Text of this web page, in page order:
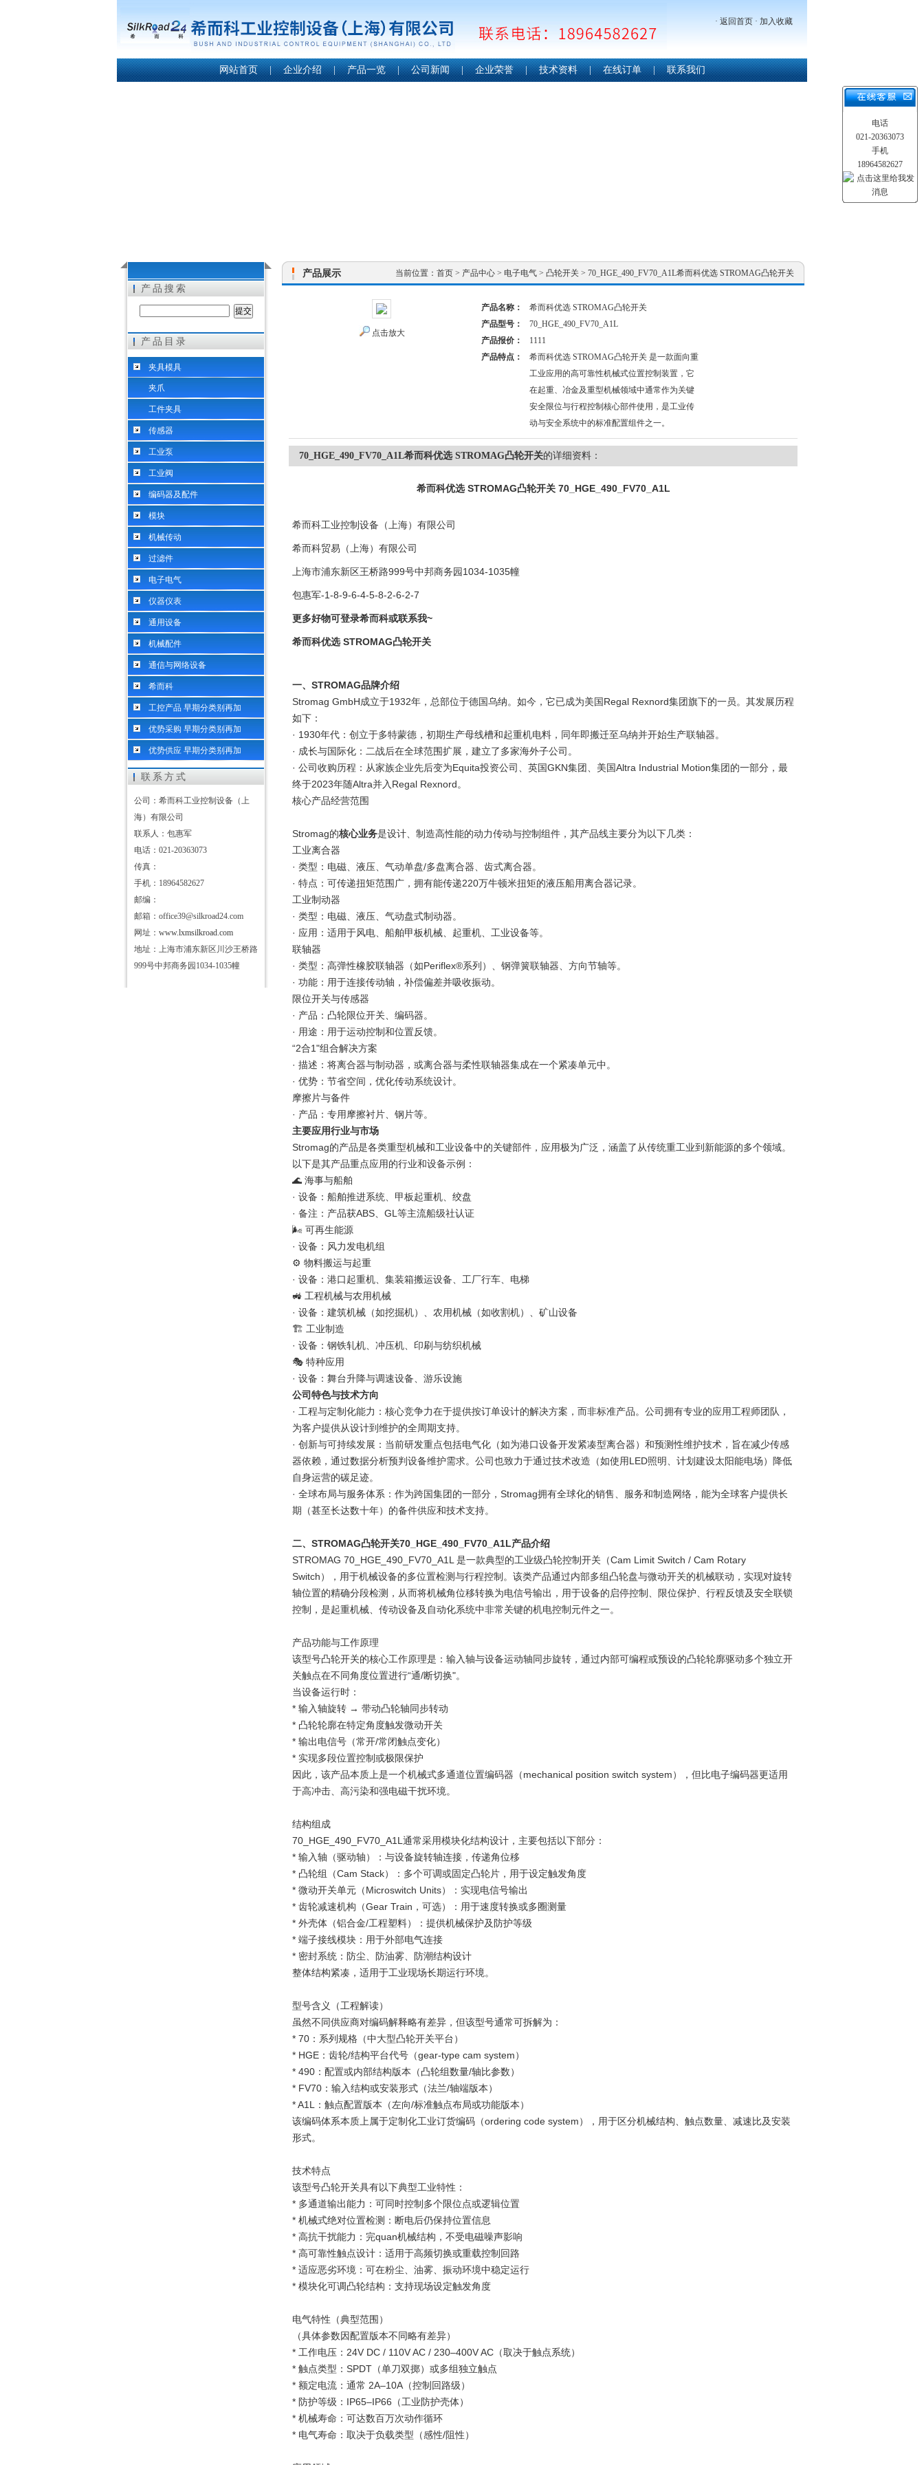
希而科工业控制设备（上海）有限公司
· 返回首页 · 加入收藏
网站首页 | 企业介绍 | 产品一览 | 公司新闻 | 企业荣誉 | 技术资料 | 在线订单 | 联系我们
产品搜索
产品目录
夹具模具
夹爪
工件夹具
传感器
工业泵
工业阀
编码器及配件
模块
机械传动
过滤件
电子电气
仪器仪表
通用设备
机械配件
通信与网络设备
希而科
工控产品 早期分类别再加
优势采购 早期分类别再加
优势供应 早期分类别再加
联系方式
公司：希而科工业控制设备（上
海）有限公司
联系人：包惠军
电话：021-20363073
传真：
手机：18964582627
邮编：
邮箱：office39@silkroad24.com
网址： www.lxmsilkroad.com
地址：上海市浦东新区川沙王桥路
999号中邦商务园1034-1035幢
产品展示 当前位置： 首页 > 产品中心 > 电子电气 > 凸轮开关 > 70_HGE_490_FV70_A1L希而科优选 STROMAG凸轮开关
点击放大
产品名称：
希而科优选 STROMAG凸轮开关
产品型号：
70_HGE_490_FV70_A1L
产品报价：
1111
产品特点：
希而科优选 STROMAG凸轮开关 是一款面向重
工业应用的高可靠性机械式位置控制装置，它
在起重、冶金及重型机械领域中通常作为关键
安全限位与行程控制核心部件使用，是工业传
动与安全系统中的标准配置组件之一。
70_HGE_490_FV70_A1L希而科优选 STROMAG凸轮开关的详细资料：
希而科优选 STROMAG凸轮开关70_HGE_490_FV70_A1L
希而科工业控制设备（上海）有限公司
希而科贸易（上海）有限公司
上海市浦东新区王桥路999号中邦商务园1034-1035幢
包惠军-1-8-9-6-4-5-8-2-6-2-7
更多好物可登录希而科或联系我~
希而科优选 STROMAG凸轮开关
一、STROMAG品牌介绍
Stromag GmbH成立于1932年，总部位于德国乌纳。如今，它已成为美国Regal Rexnord集团旗下的一员。其发展历程
如下：
· 1930年代：创立于多特蒙德，初期生产母线槽和起重机电料，同年即搬迁至乌纳并开始生产联轴器。
· 成长与国际化：二战后在全球范围扩展，建立了多家海外子公司。
· 公司收购历程：从家族企业先后变为Equita投资公司、英国GKN集团、美国Altra Industrial Motion集团的一部分，最
终于2023年随Altra并入Regal Rexnord。
核心产品经营范围
Stromag的核心业务是设计、制造高性能的动力传动与控制组件，其产品线主要分为以下几类：
工业离合器
· 类型：电磁、液压、气动单盘/多盘离合器、齿式离合器。
· 特点：可传递扭矩范围广，拥有能传递220万牛顿米扭矩的液压船用离合器记录。
工业制动器
· 类型：电磁、液压、气动盘式制动器。
· 应用：适用于风电、船舶甲板机械、起重机、工业设备等。
联轴器
· 类型：高弹性橡胶联轴器（如Periflex®系列）、钢弹簧联轴器、方向节轴等。
· 功能：用于连接传动轴，补偿偏差并吸收振动。
限位开关与传感器
· 产品：凸轮限位开关、编码器。
· 用途：用于运动控制和位置反馈。
“2合1"组合解决方案
· 描述：将离合器与制动器，或离合器与柔性联轴器集成在一个紧凑单元中。
· 优势：节省空间，优化传动系统设计。
摩擦片与备件
· 产品：专用摩擦衬片、钢片等。
主要应用行业与市场
Stromag的产品是各类重型机械和工业设备中的关键部件，应用极为广泛，涵盖了从传统重工业到新能源的多个领域。
以下是其产品重点应用的行业和设备示例：
🌊 海事与船舶
· 设备：船舶推进系统、甲板起重机、绞盘
· 备注：产品获ABS、GL等主流船级社认证
🌬️ 可再生能源
· 设备：风力发电机组
⚙️ 物料搬运与起重
· 设备：港口起重机、集装箱搬运设备、工厂行车、电梯
🚜 工程机械与农用机械
· 设备：建筑机械（如挖掘机）、农用机械（如收割机）、矿山设备
🏗️ 工业制造
· 设备：钢铁轧机、冲压机、印刷与纺织机械
🎭 特种应用
· 设备：舞台升降与调速设备、游乐设施
公司特色与技术方向
· 工程与定制化能力：核心竞争力在于提供按订单设计的解决方案，而非标准产品。公司拥有专业的应用工程师团队，
为客户提供从设计到维护的全周期支持。
· 创新与可持续发展：当前研发重点包括电气化（如为港口设备开发紧凑型离合器）和预测性维护技术，旨在减少传感
器依赖，通过数据分析预判设备维护需求。公司也致力于通过技术改造（如使用LED照明、计划建设太阳能电场）降低
自身运营的碳足迹。
· 全球布局与服务体系：作为跨国集团的一部分，Stromag拥有全球化的销售、服务和制造网络，能为全球客户提供长
期（甚至长达数十年）的备件供应和技术支持。
二、STROMAG凸轮开关70_HGE_490_FV70_A1L产品介绍
STROMAG 70_HGE_490_FV70_A1L 是一款典型的工业级凸轮控制开关（Cam Limit Switch / Cam Rotary
Switch），用于机械设备的多位置检测与行程控制。该类产品通过内部多组凸轮盘与微动开关的机械联动，实现对旋转
轴位置的精确分段检测，从而将机械角位移转换为电信号输出，用于设备的启停控制、限位保护、行程反馈及安全联锁
控制，是起重机械、传动设备及自动化系统中非常关键的机电控制元件之一。
产品功能与工作原理
该型号凸轮开关的核心工作原理是：输入轴与设备运动轴同步旋转，通过内部可编程或预设的凸轮轮廓驱动多个独立开
关触点在不同角度位置进行“通/断切换"。
当设备运行时：
* 输入轴旋转 → 带动凸轮轴同步转动
* 凸轮轮廓在特定角度触发微动开关
* 输出电信号（常开/常闭触点变化）
* 实现多段位置控制或极限保护
因此，该产品本质上是一个机械式多通道位置编码器（mechanical position switch system），但比电子编码器更适用
于高冲击、高污染和强电磁干扰环境。
结构组成
70_HGE_490_FV70_A1L通常采用模块化结构设计，主要包括以下部分：
* 输入轴（驱动轴）：与设备旋转轴连接，传递角位移
* 凸轮组（Cam Stack）：多个可调或固定凸轮片，用于设定触发角度
* 微动开关单元（Microswitch Units）：实现电信号输出
* 齿轮减速机构（Gear Train，可选）：用于速度转换或多圈测量
* 外壳体（铝合金/工程塑料）：提供机械保护及防护等级
* 端子接线模块：用于外部电气连接
* 密封系统：防尘、防油雾、防潮结构设计
整体结构紧凑，适用于工业现场长期运行环境。
型号含义（工程解读）
虽然不同供应商对编码解释略有差异，但该型号通常可拆解为：
* 70：系列规格（中大型凸轮开关平台）
* HGE：齿轮/结构平台代号（gear-type cam system）
* 490：配置或内部结构版本（凸轮组数量/轴比参数）
* FV70：输入结构或安装形式（法兰/轴端版本）
* A1L：触点配置版本（左向/标准触点布局或功能版本）
该编码体系本质上属于定制化工业订货编码（ordering code system），用于区分机械结构、触点数量、减速比及安装
形式。
技术特点
该型号凸轮开关具有以下典型工业特性：
* 多通道输出能力：可同时控制多个限位点或逻辑位置
* 机械式绝对位置检测：断电后仍保持位置信息
* 高抗干扰能力：完quan机械结构，不受电磁噪声影响
* 高可靠性触点设计：适用于高频切换或重载控制回路
* 适应恶劣环境：可在粉尘、油雾、振动环境中稳定运行
* 模块化可调凸轮结构：支持现场设定触发角度
电气特性（典型范围）
（具体参数因配置版本不同略有差异）
* 工作电压：24V DC / 110V AC / 230–400V AC（取决于触点系统）
* 触点类型：SPDT（单刀双掷）或多组独立触点
* 额定电流：通常 2A–10A（控制回路级）
* 防护等级：IP65–IP66（工业防护壳体）
* 机械寿命：可达数百万次动作循环
* 电气寿命：取决于负载类型（感性/阻性）
电话
021-20363073
手机
18964582627